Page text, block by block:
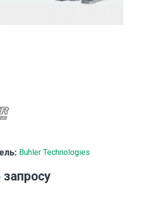
Buhler Technologies
запросу